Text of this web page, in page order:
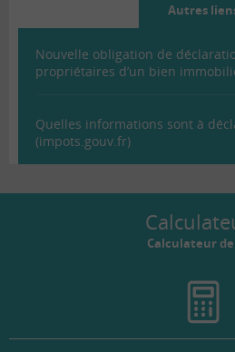
Autres
Nouvelle obligation de
propriétaires d’un bien
Quelles informations sont à
(impots.gouv.fr)
Calculateur de